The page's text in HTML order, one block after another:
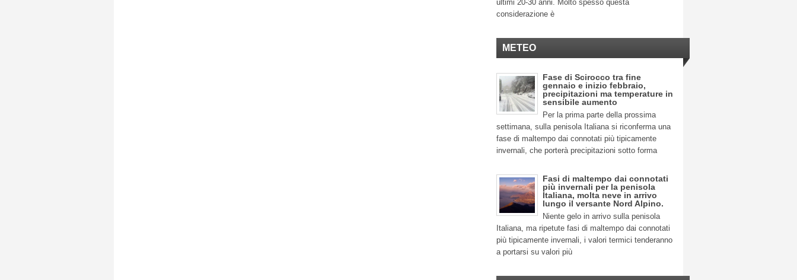
ultimi 20-30 anni. Molto spesso questa
considerazione è
METEO
Fase di Scirocco tra fine
gennaio e inizio febbraio,
precipitazioni ma temperature in
sensibile aumento
Per la prima parte della prossima
settimana, sulla penisola Italiana si riconferma una
fase di maltempo dai connotati più tipicamente
invernali, che porterà precipitazioni sotto forma
Fasi di maltempo dai connotati
più invernali per la penisola
Italiana, molta neve in arrivo
lungo il versante Nord Alpino.
Niente gelo in arrivo sulla penisola
Italiana, ma ripetute fasi di maltempo dai connotati
più tipicamente invernali, i valori termici tenderanno
a portarsi su valori più